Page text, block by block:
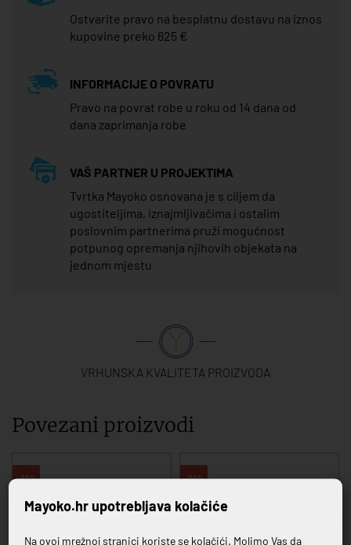
Ostvarite pravo na besplatnu dostavu na iznos
kupovine preko 625 €
INFORMACIJE O POVRATU
Pravo na povrat robe u roku od 14 dana od
dana zaprimanja robe
VAŠ PARTNER U PROJEKTIMA
Tvrtka Mayoko osnovana je s ciljem da
ugostiteljima, iznajmljivačima i ostalim
poslovnim partnerima pruži mogućnost
potpunog opremanja njihovih objekata na
jednom mjestu
VRHUNSKA KVALITETA PROIZVODA
Povezani proizvodi
-20% -20%
Mayoko.hr upotrebljava kolačiće
Na ovoj mrežnoj stranici koriste se kolačići. Molimo Vas da